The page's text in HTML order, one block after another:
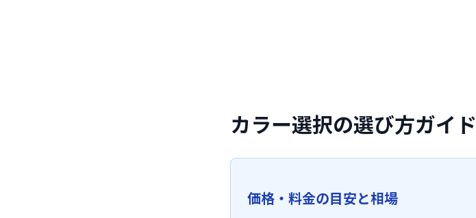
カラー選択の選び方ガイド
価格・料金の目安と相場